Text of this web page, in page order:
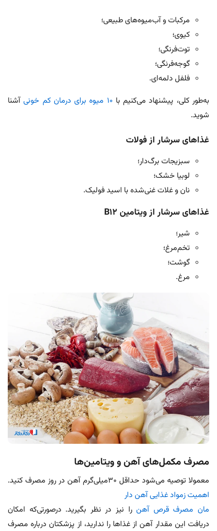
مرکبات و آب‌میوه‌های طبیعی؛
کیوی؛
توت‌فرنگی؛
گوجه‌فرنگی؛
فلفل دلمه‌ای.
به‌طور کلی، پیشنهاد می‌کنیم با ۱۰ میوه برای درمان کم خونی
آشنا
شوید.
غذاهای سرشار از فولات
سبزیجات برگ‌دار؛
لوبیا خشک؛
نان و غلات غنی‌شده با اسید فولیک.
غذاهای سرشار از ویتامین B12
شیر؛
تخم‌مرغ؛
گوشت؛
مرغ.
مصرف مکمل‌های آهن و ویتامین‌ها
معمولا توصیه می‌شود حداقل ۳۰میلی‌گرم آهن در روز مصرف کنید.
اهمیت زمواد غذایی آهن دار
مان مصرف قرص آهنرا نیز در نظر بگیرید. درصورتی‌که امکان
دریافت این مقدار آهن از غذاها را ندارید، از پزشکتان درباره مصرف